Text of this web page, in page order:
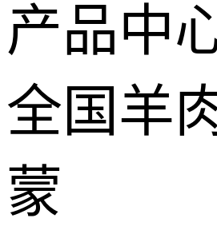
产品中
全国羊
蒙